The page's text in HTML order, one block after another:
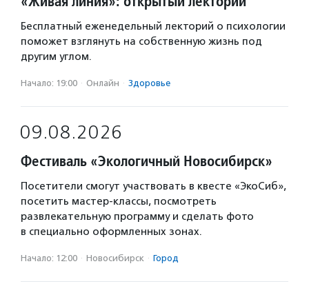
Бесплатный еженедельный лекторий о психологии
поможет взглянуть на собственную жизнь под
другим углом.
Начало: 19:00 · Онлайн · Здоровье
09.08.2026
Фестиваль «Экологичный Новосибирск»
Посетители смогут участвовать в квесте «ЭкоСиб»,
посетить мастер-классы, посмотреть
развлекательную программу и сделать фото
в специально оформленных зонах.
Начало: 12:00 · Новосибирск · Город